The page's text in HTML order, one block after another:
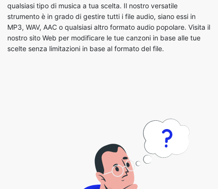
scelte senza limitazioni in base al formato del file.